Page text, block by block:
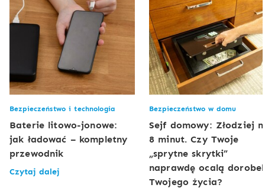
Bezpieczeństwo i technologia
Baterie litowo-jonowe:
jak ładować – kompletny
przewodnik
Czytaj dalej
Bezpieczeństwo w domu
Sejf domowy: Złodziej
8 minut. Czy Twoje
„sprytne skrytki”
naprawdę ocalą
Twojego życia?